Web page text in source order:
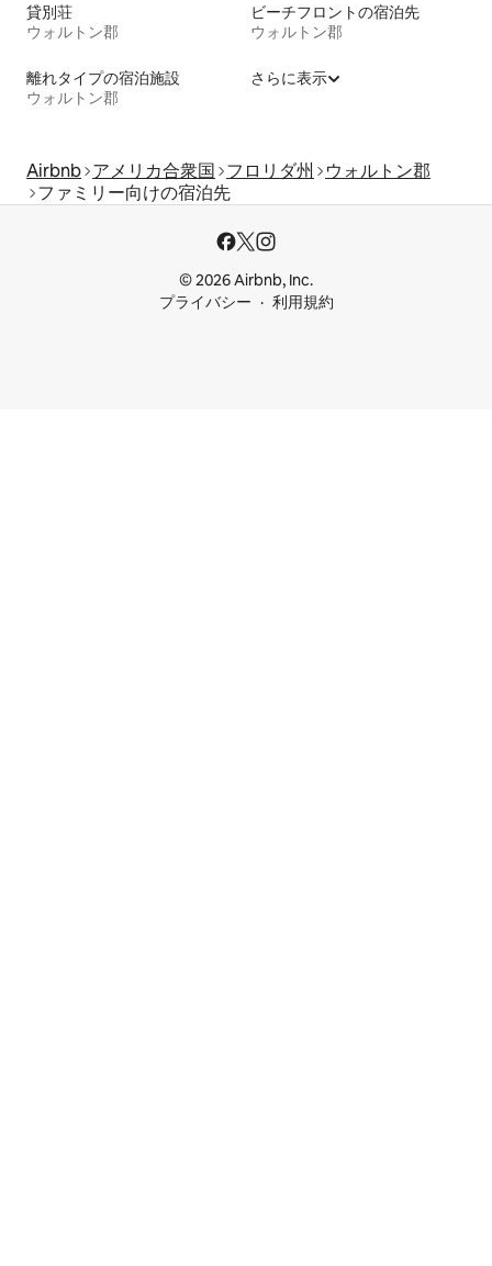
貸別荘
ウォルトン郡
ビーチフロントの宿泊先
ウォルトン郡
離れタイプの宿泊施設
ウォルトン郡
さらに表示
Airbnb アメリカ合衆国 フロリダ州
ウォルトン郡
ファミリー向けの宿泊先
© 2026 Airbnb, Inc.
プライバシー
利用規約